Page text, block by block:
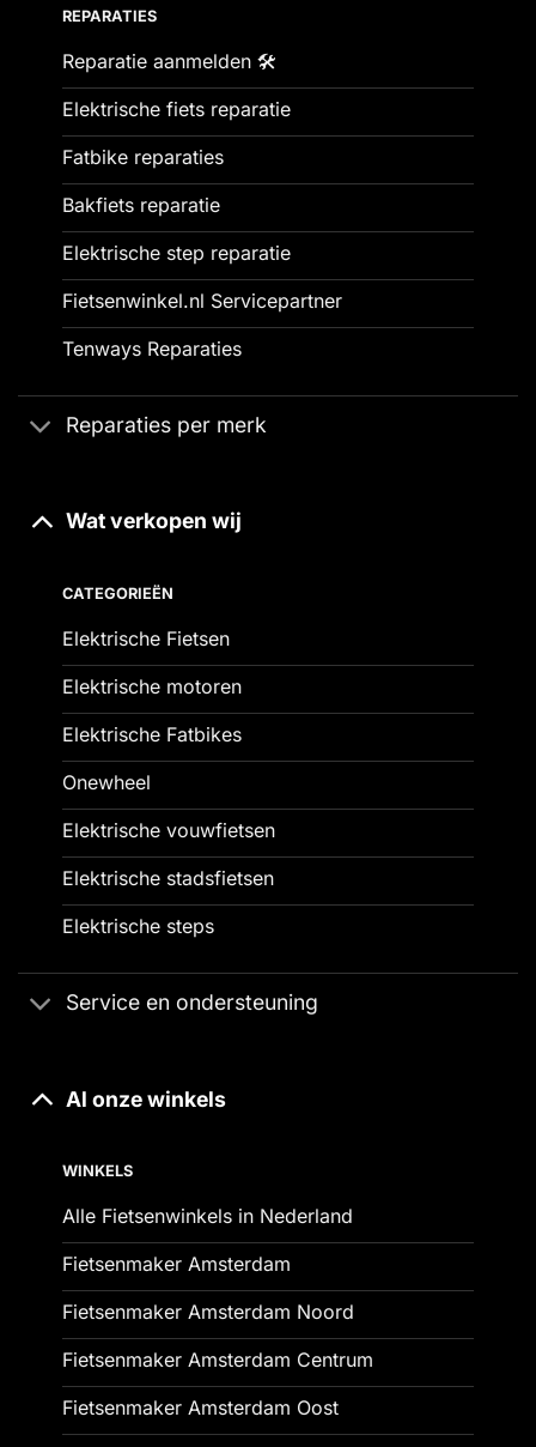
REPARATIES
Reparatie aanmelden 🛠️
Elektrische fiets reparatie
Fatbike reparaties
Bakfiets reparatie
Elektrische step reparatie
Fietsenwinkel.nl Servicepartner
Tenways Reparaties
Reparaties per merk
Wat verkopen wij
CATEGORIEËN
Elektrische Fietsen
Elektrische motoren
Elektrische Fatbikes
Onewheel
Elektrische vouwfietsen
Elektrische stadsfietsen
Elektrische steps
Service en ondersteuning
Al onze winkels
WINKELS
Alle Fietsenwinkels in Nederland
Fietsenmaker Amsterdam
Fietsenmaker Amsterdam Noord
Fietsenmaker Amsterdam Centrum
Fietsenmaker Amsterdam Oost